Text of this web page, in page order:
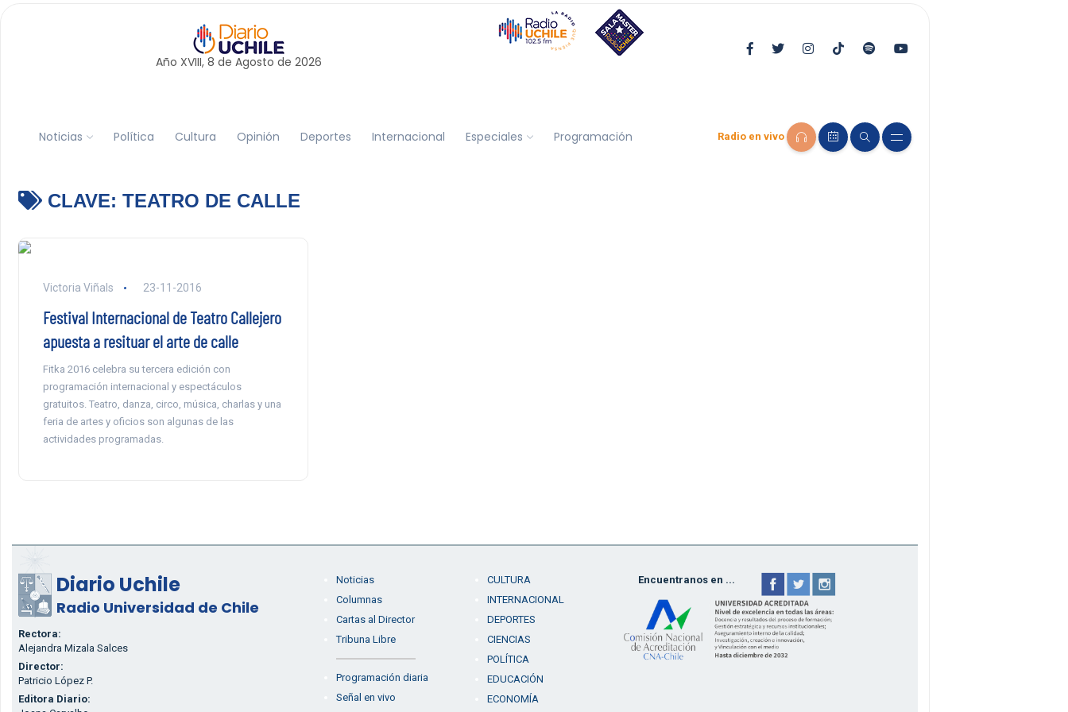
Año XVIII, 8 de Agosto de 2026
Noticias Política Cultura Opinión Deportes Internacional Especiales Programación Radio en vivo
CLAVE: TEATRO DE CALLE
Victoria Viñals 23-11-2016
Festival Internacional de Teatro Callejero
apuesta a resituar el arte de calle
Fitka 2016 celebra su tercera edición con
programación internacional y espectáculos
gratuitos. Teatro, danza, circo, música, charlas y una
feria de artes y oficios son algunas de las
actividades programadas.
Diario Uchile
Radio Universidad de Chile
Rectora:
Alejandra Mizala Salces
Director:
Patricio López P.
Editora Diario:
Noticias
Columnas
Cartas al Director
Tribuna Libre
Programación diaria
Señal en vivo
CULTURA
INTERNACIONAL
DEPORTES
CIENCIAS
POLÍTICA
EDUCACIÓN
ECONOMÍA
Encuentranos en ...